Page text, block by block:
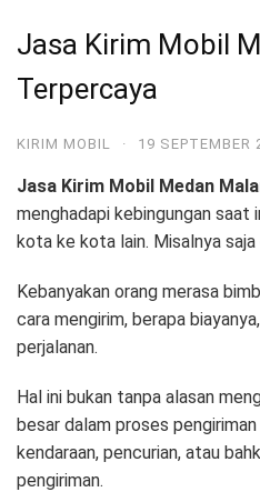
Jasa Kirim Mobil
Terpercaya
KIRIM MOBIL · 19 SEPTEMBER
Jasa Kirim Mobil Medan
menghadapi kebingungan saat
kota ke kota lain. Misalnya
Kebanyakan orang merasa
cara mengirim, berapa
perjalanan.
Hal ini bukan tanpa alasan
besar dalam proses
kendaraan, pencurian, atau
pengiriman.